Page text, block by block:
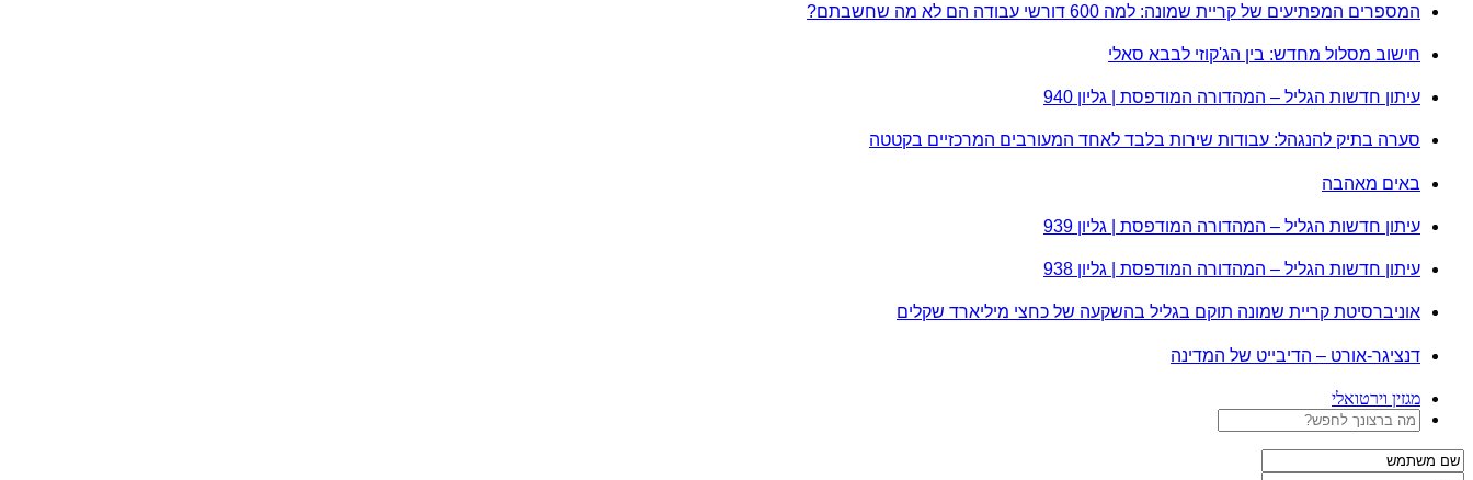
המספרים המפתיעים של קריית שמונה: למה 600 דורשי עבודה הם לא מה שחשבתם?
חישוב מסלול מחדש: בין הג'קוזי לבבא סאלי
עיתון חדשות הגליל – המהדורה המודפסת | גליון 940
סערה בתיק להנגהל: עבודות שירות בלבד לאחד המעורבים המרכזיים בקטטה
באים מאהבה
עיתון חדשות הגליל – המהדורה המודפסת | גליון 939
עיתון חדשות הגליל – המהדורה המודפסת | גליון 938
אוניברסיטת קריית שמונה תוקם בגליל בהשקעה של כחצי מיליארד שקלים
דנציגר-אורט – הדיבייט של המדינה
מגזין וירטואלי